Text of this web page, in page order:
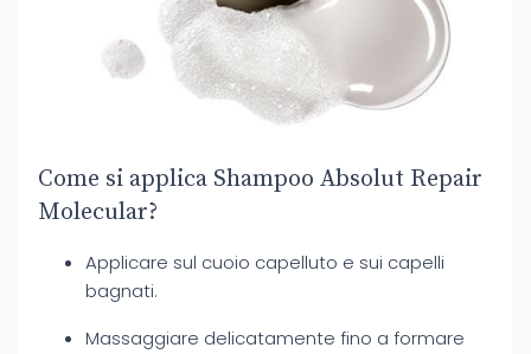
Come si applica Shampoo Absolut Repair
Molecular?
Applicare sul cuoio capelluto e sui capelli
bagnati.
Massaggiare delicatamente fino a formare